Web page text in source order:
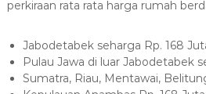
perkiraan rata rata harga rumah
Jabodetabek seharga Rp. 168
Pulau Jawa di luar Jabodetabek
Sumatra, Riau, Mentawai,